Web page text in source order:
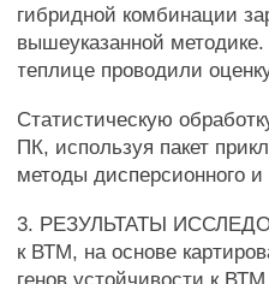
гибридной комбинации
вышеуказанной
теплице проводили
Статистическую
ПК, используя пакет
методы дисперсионного и
3. РЕЗУЛЬТАТЫ
к ВТМ, на основе
генов устойчивости к ВТМ